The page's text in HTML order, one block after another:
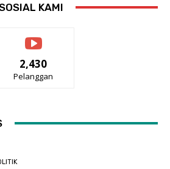
KAMI
2,430
Pelanggan